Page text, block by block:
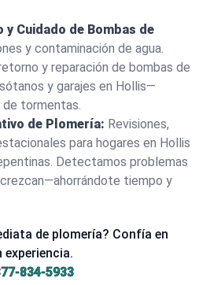
y Cuidado de Bombas de
y contaminación de agua.
y reparación de bombas de
y garajes en Hollis—
tormentas.
de Plomería: Revisiones,
para hogares en Hollis
Detectamos problemas
tiempo y
de plomería? Confía en
834-5933